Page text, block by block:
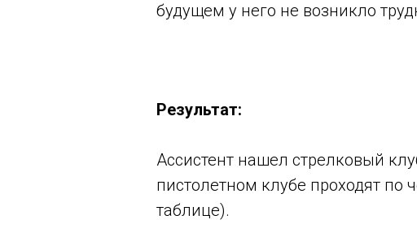
будущем у него не возникло
Результат:
Ассистент нашел стрелковый
пистолетном клубе проходят по
таблице).